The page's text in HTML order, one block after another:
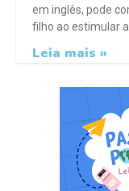
em inglês, pode
filho ao estimular
Leia mais »